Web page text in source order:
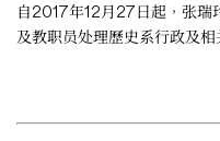
自2017年12月27日起，张瑞
及教职员处理歷史系行政及相